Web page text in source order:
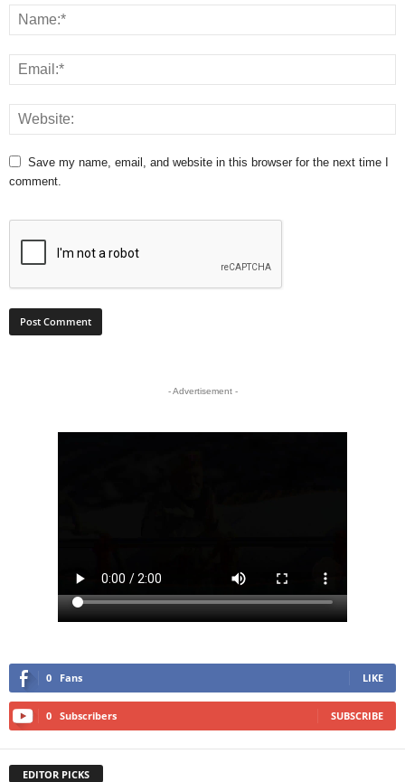
Save my name, email, and website in this browser for the next time I
comment.
- Advertisement -
0 Fans LIKE
0 Subscribers SUBSCRIBE
EDITOR PICKS